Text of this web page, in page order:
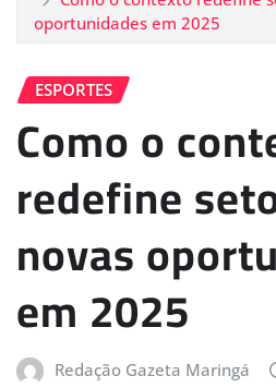
oportunidades em 2025
ESPORTES
Como o
redefine
novas
em 2025
Redação Gazeta Maringá